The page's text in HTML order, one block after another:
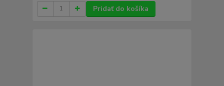
Pridať do košíka